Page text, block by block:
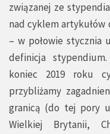
związanej ze
nad cyklem
– w połowie stycznia
definicja
koniec 2019 roku
przybliżamy
granicą (do tej pory
Wielkiej Brytanii,